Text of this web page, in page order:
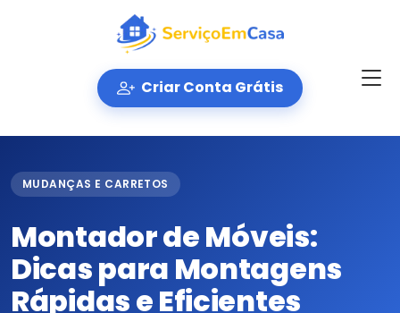
Criar Conta Grátis
MUDANÇAS E CARRETOS
Montador de Móveis:
Dicas para Montagens
Rápidas e Eficientes